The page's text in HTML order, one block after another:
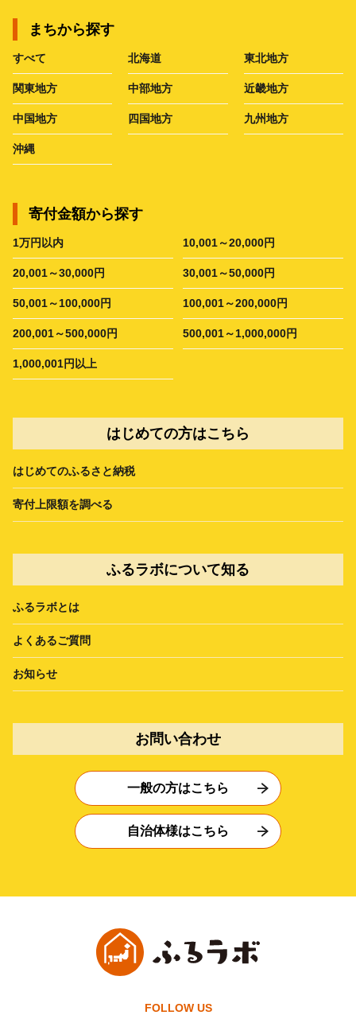
まちから探す
すべて 北海道 東北地方
関東地方 中部地方 近畿地方
中国地方 四国地方 九州地方
沖縄
寄付金額から探す
1万円以内 10,001～20,000円
20,001～30,000円 30,001～50,000円
50,001～100,000円 100,001～200,000円
200,001～500,000円 500,001～1,000,000円
1,000,001円以上
はじめての方はこちら
はじめてのふるさと納税
寄付上限額を調べる
ふるラボについて知る
ふるラボとは
よくあるご質問
お知らせ
お問い合わせ
一般の方はこちら
自治体様はこちら
FOLLOW US